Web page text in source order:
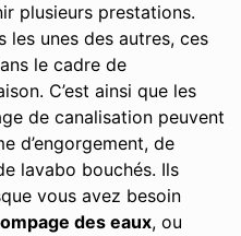
plusieurs prestations.
les unes des autres, ces
le cadre de
C’est ainsi que les
de canalisation peuvent
d’engorgement, de
lavabo bouchés. Ils
vous avez besoin
des eaux, ou